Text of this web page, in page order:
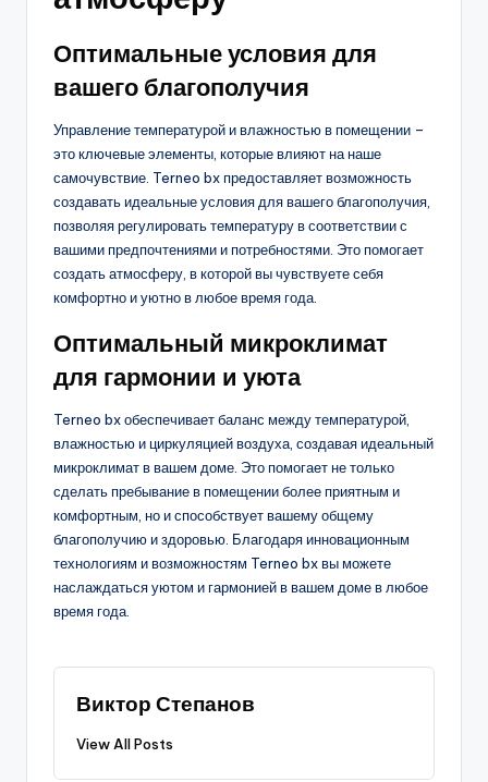
Оптимальные условия для
вашего благополучия
Управление температурой и влажностью в помещении –
это ключевые элементы, которые влияют на наше
самочувствие. Terneo bx предоставляет возможность
создавать идеальные условия для вашего благополучия,
позволяя регулировать температуру в соответствии с
вашими предпочтениями и потребностями. Это помогает
создать атмосферу, в которой вы чувствуете себя
комфортно и уютно в любое время года.
Оптимальный микроклимат
для гармонии и уюта
Terneo bx обеспечивает баланс между температурой,
влажностью и циркуляцией воздуха, создавая идеальный
микроклимат в вашем доме. Это помогает не только
сделать пребывание в помещении более приятным и
комфортным, но и способствует вашему общему
благополучию и здоровью. Благодаря инновационным
технологиям и возможностям Terneo bx вы можете
наслаждаться уютом и гармонией в вашем доме в любое
время года.
Виктор Степанов
View All Posts